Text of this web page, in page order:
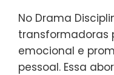
No Drama
transformadoras
emocional e
pessoal. Essa